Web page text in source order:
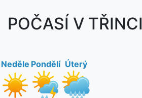
POČASÍ V TŘINCI
Neděle Pondělí Úterý